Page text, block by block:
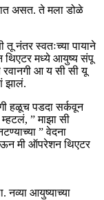
असत. ते मला डोळे
तू नंतर स्वतःच्या पायाने
थिएटर मध्ये आयुष्य संपू
रवानगी आ य सी सी यू
झालं.
हळूच पडदा सर्कवून
” माझा सी
” वेदना
मी ऑपरेशन थिएटर
नव्या आयुष्याच्या